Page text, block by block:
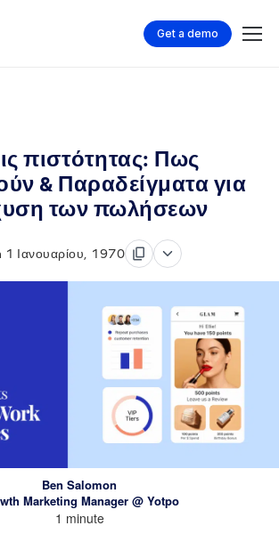
Get a demo
πιστότητας: Πως
& Παραδείγματα για
των πωλήσεων
Ιανουαρίου, 1970
Ben Salomon
Marketing Manager @ Yotpo
1 minute